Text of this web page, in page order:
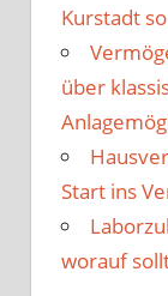
Kurstadt
über
Start ins
worauf